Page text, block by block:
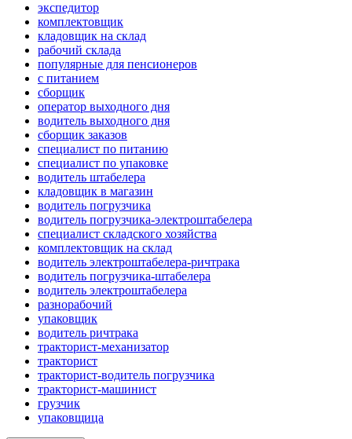
экспедитор
комплектовщик
кладовщик на склад
рабочий склада
популярные для пенсионеров
с питанием
сборщик
оператор выходного дня
водитель выходного дня
сборщик заказов
специалист по питанию
специалист по упаковке
водитель штабелера
кладовщик в магазин
водитель погрузчика
водитель погрузчика-электроштабелера
специалист складского хозяйства
комплектовщик на склад
водитель электроштабелера-ричтрака
водитель погрузчика-штабелера
водитель электроштабелера
разнорабочий
упаковщик
водитель ричтрака
тракторист-механизатор
тракторист
тракторист-водитель погрузчика
тракторист-машинист
грузчик
упаковщица